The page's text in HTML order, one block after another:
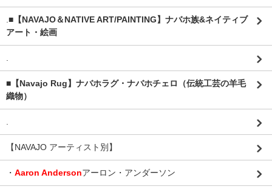
■【NAVAJO＆NATIVE ART/PAINTING】ナバホ族&ネイティブ
アート・絵画
■【Navajo Rug】ナバホラグ・ナバホチェロ（伝統工芸の羊毛
織物）
【NAVAJO アーティスト別】
・ Aaron Andersonアーロン・アンダーソン